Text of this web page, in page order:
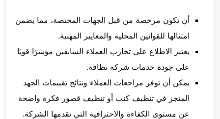
أن تكون مرخصة من قبل الجهات المختصة، مما يضمن
امتثالها للقوانين المحلية والمعايير المهنية.
يعتبر الاطلاع على تجارب العملاء السابقين مؤشرًا قويًا
على جودة خدمات شركة نظافة.
يمكن أن توفر مراجعات العملاء ونتائج تقييمات الجهد
المنجز في تنظيف كنب أو تنظيف قصور فكرة واضحة
عن مستوى الكفاءة والاحترافية التي تقدمها الشركة.